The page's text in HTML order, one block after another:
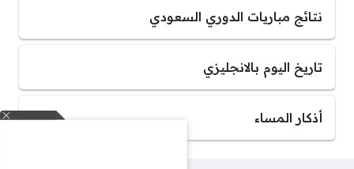
نتائج مباريات الدوري السعودي
تاريخ اليوم بالانجليزي
أذكار المساء